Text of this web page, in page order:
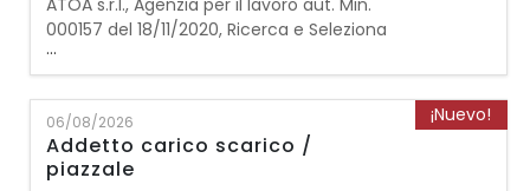
trabajo
Idioma
EN
FR
ATOA s.r.l., Agenzia per il lavoro aut. Min.
000157 del 18/11/2020, Ricerca e Seleziona
per importante realtà operante nel settore
ambientale e gestione dei rifiuti, 2 risorse
nel ruolo di: OPERATORE ECOLOGICO La
risorsa dovrà occuparsi della raccolta dei
rifiuti nei pressi del comune. REQUISITI -
Gradita esperienza nel ruolo; - DISPONIBI
...
06/08/2026
Addetto carico scarico /
piazzale
¡Nuevo!